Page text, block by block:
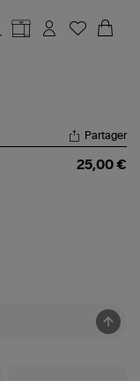
Partager
25,00 €